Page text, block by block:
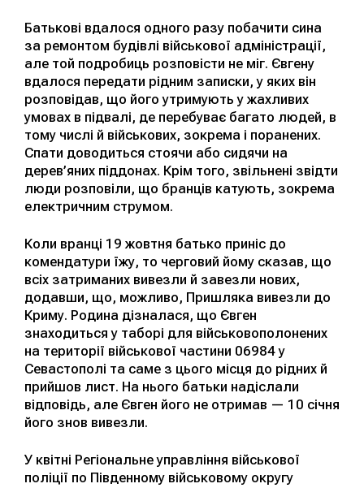
Батькові вдалося одного разу побачити сина
за ремонтом будівлі військової адміністрації,
але той подробиць розповісти не міг. Євгену
вдалося передати рідним записки, у яких він
розповідав, що його утримують у жахливих
умовах в підвалі, де перебуває багато людей, в
тому числі й військових, зокрема і поранених.
Спати доводиться стоячи або сидячи на
дерев’яних піддонах. Крім того, звільнені звідти
люди розповіли, що бранців катують, зокрема
електричним струмом.
Коли вранці 19 жовтня батько приніс до
комендатури їжу, то черговий йому сказав, що
всіх затриманих вивезли й завезли нових,
додавши, що, можливо, Пришляка вивезли до
Криму. Родина дізналася, що Євген
знаходиться у таборі для військовополонених
на території військової частини 06984 у
Севастополі та саме з цього місця до рідних й
прийшов лист. На нього батьки надіслали
відповідь, але Євген його не отримав — 10 січня
його знов вивезли.
У квітні Регіональне управління військової
поліції по Південному військовому округу